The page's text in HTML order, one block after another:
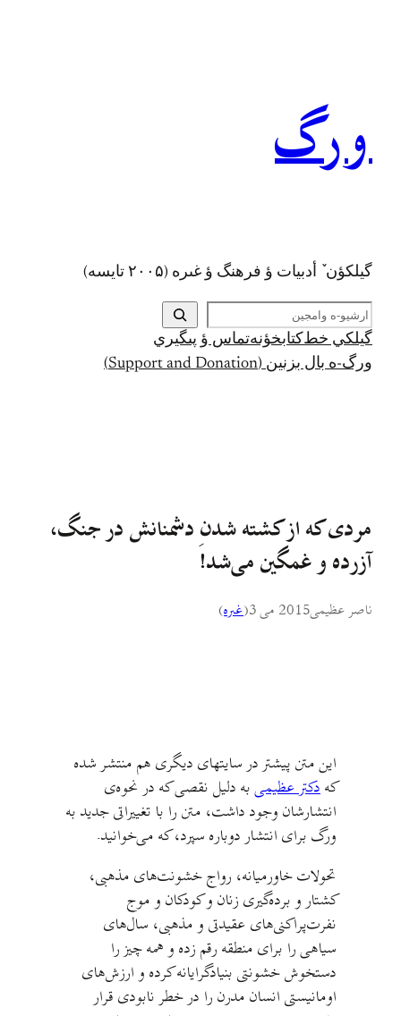
ورگ
گيلکؤن ٚ أدبیات ؤ فرهنگ ؤ غىره (۲۰۰۵ تايسه)
ج
س
ت
ج
گيلکي خط کتابخؤنهتماس ؤ پىگيري
ورگ-ه بال بزنين (Support and Donation)
مردی که از کشته شدنِ دشمنانش در جنگ،
آزرده و غمگین می‌شد!
ناصر عظیمی2015 می 3 (غىره)
این متن پیشتر در سایتهای دیگری هم منتشر شده
کهدکتر عظیمیبه دلیل نقصی که در نحوه‌ی
انتشارشان وجود داشت، متن را با تغییراتی جدید به
ورگ برای انتشار دوباره سپرد، که می‌خوانید.
تحولات خاورمیانه، رواج خشونت‌های مذهبی،
کشتار و برده‌گیری زنان و کودکان و موج
نفرت‌پراکنی‌های عقیدتی و مذهبی، سال‌های
سیاهی را برای منطقه رقم زده و همه چیز را
دستخوش خشونتی بنیادگرایانه کرده و ارزش‌های
اومانیستی انسان مدرن را در خطر نابودی قرار